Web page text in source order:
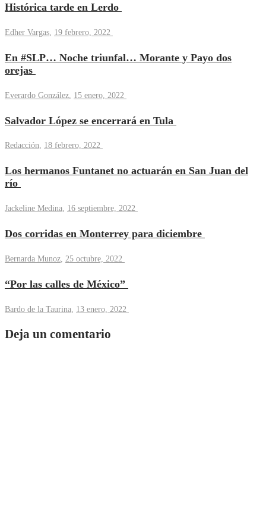
Histórica tarde en Lerdo
Edher Vargas 19 febrero, 2022
En #SLP… Noche triunfal… Morante y Payo dos
orejas
Everardo González 15 enero, 2022
Salvador López se encerrará en Tula
Redacción, 18 febrero, 2022
Los hermanos Funtanet no actuarán en San Juan del
río
Jackeline Medina, 16 septiembre, 2022
Dos corridas en Monterrey para diciembre
Bernarda Munoz, 25 octubre, 2022
“Por las calles de México”
Bardo de la Taurina, 13 enero, 2022
Deja un comentario